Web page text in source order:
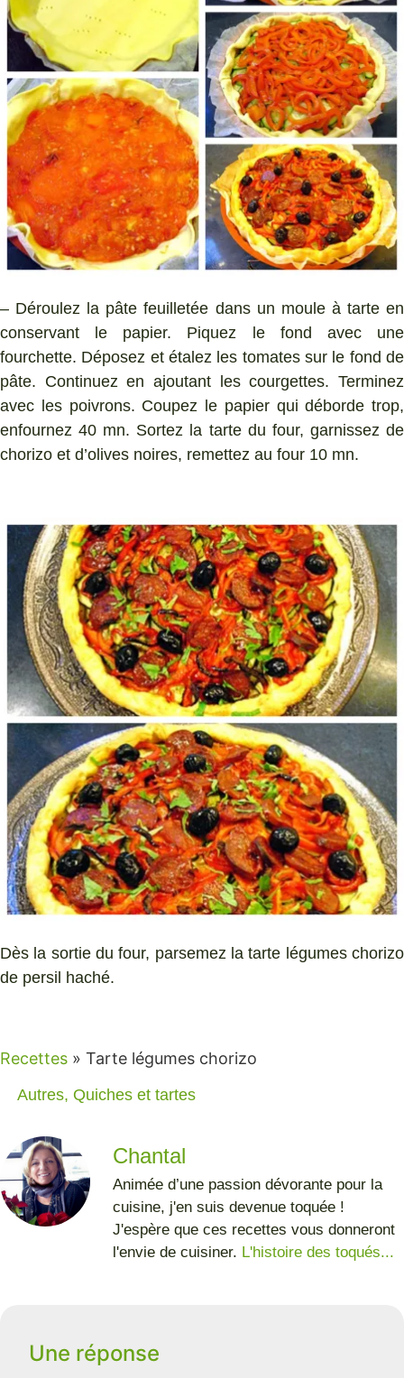
– Déroulez la pâte feuilletée dans un moule à tarte en
conservant le papier. Piquez le fond avec une
fourchette. Déposez et étalez les tomates sur le fond de
pâte. Continuez en ajoutant les courgettes. Terminez
avec les poivrons. Coupez le papier qui déborde trop,
enfournez 40 mn. Sortez la tarte du four, garnissez de
chorizo et d’olives noires, remettez au four 10 mn.
Dès la sortie du four, parsemez la tarte légumes chorizo
de persil haché.
Recettes » Tarte légumes chorizo
Autres, Quiches et tartes
Chantal
Animée d’une passion dévorante pour la
cuisine, j'en suis devenue toquée !
J'espère que ces recettes vous donneront
l'envie de cuisiner. L'histoire des toqués...
Une réponse